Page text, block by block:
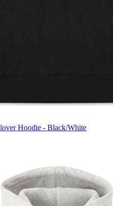
Hoodie - Black/White